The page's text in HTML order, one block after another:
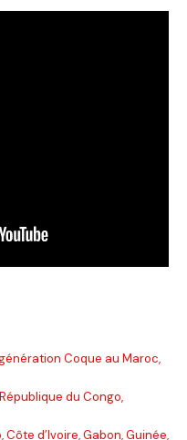
Coque au Maroc,
du Congo,
d’Ivoire, Gabon, Guinée,